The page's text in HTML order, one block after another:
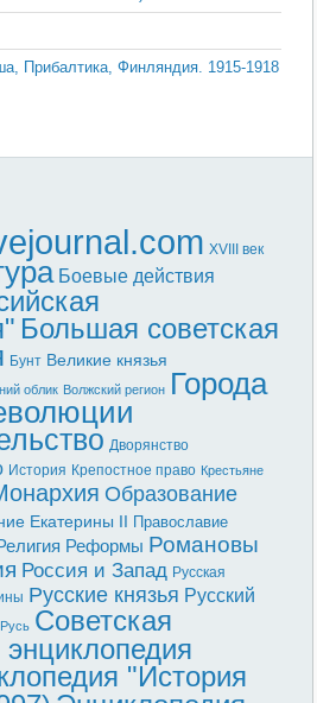
Прибалтика, Финляндия. 1915-1918
XVIII век
Боевые действия
Большая советская
Бунт Великие князья
облик Волжский регион Города
Дворянство
История Крепостное право Крестьяне
Образование
Екатерины II Православие
Реформы Романовы
Россия и Запад Русская
Русские князья Русский
Русь Советская
энциклопедия
"История